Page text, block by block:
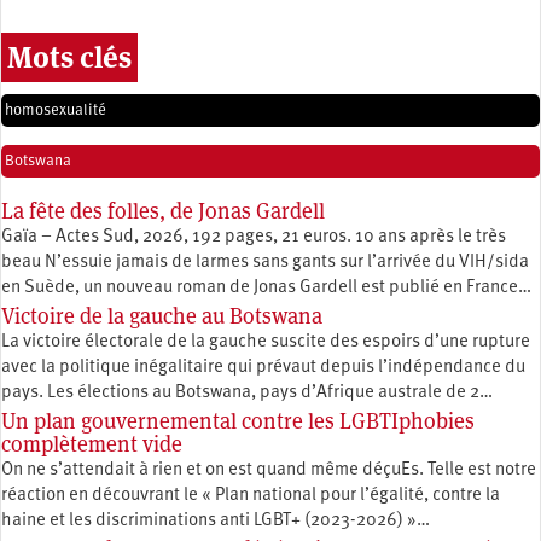
Mots clés
homosexualité
Botswana
La fête des folles, de Jonas Gardell
Gaïa – Actes Sud, 2026, 192 pages, 21 euros. 10 ans après le très
beau N’essuie jamais de larmes sans gants sur l’arrivée du VIH/sida
en Suède, un nouveau roman de Jonas Gardell est publié en France…
Victoire de la gauche au Botswana
La victoire électorale de la gauche suscite des espoirs d’une rupture
avec la politique inégalitaire qui prévaut depuis l’indépendance du
pays. Les élections au Botswana, pays d’Afrique australe de 2…
Un plan gouvernemental contre les LGBTIphobies
complètement vide
On ne s’attendait à rien et on est quand même déçuEs. Telle est notre
réaction en découvrant le « Plan national pour l’égalité, contre la
haine et les discriminations anti LGBT+ (2023-2026) »…